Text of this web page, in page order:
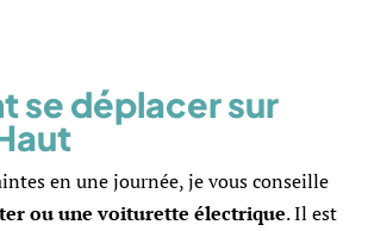
se déplacer sur
en une journée, je vous conseille
ou une voiturette électrique. Il est